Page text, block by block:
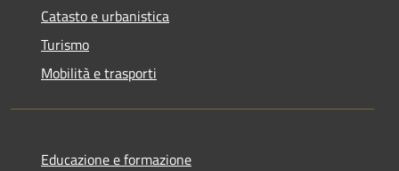
Catasto e urbanistica
Turismo
Mobilità e trasporti
Educazione e formazione